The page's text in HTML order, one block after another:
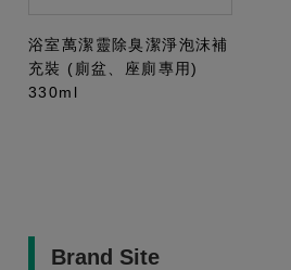
浴室萬潔靈除臭潔淨泡沫補
充裝 (廁盆、座廁專用)
330ml
Brand Site